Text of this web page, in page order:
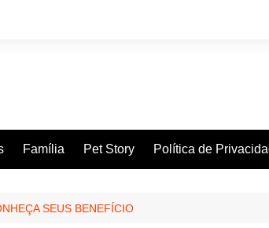
Família Pet Story Política de
SEUS BENEFÍCIO